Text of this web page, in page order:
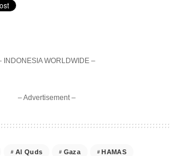
INDONESIA WORLDWIDE –
– Advertisement –
Al Quds Gaza HAMAS